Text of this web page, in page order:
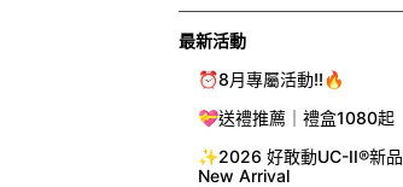
最新活動
⏰8月專屬活動!!🔥
💝送禮推薦｜禮盒1080起
✨2026 好敢動UC-II®新品
New Arrival